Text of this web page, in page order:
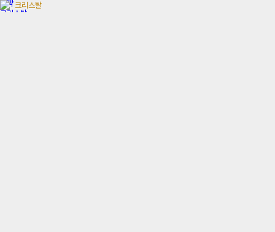
크리스탈